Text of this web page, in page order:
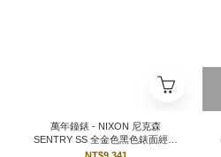
萬年鐘錶 - NIXON 尼克森
SENTRY SS 全金色黑色錶面經典
衝浪錶 A356-510 錶徑42MM